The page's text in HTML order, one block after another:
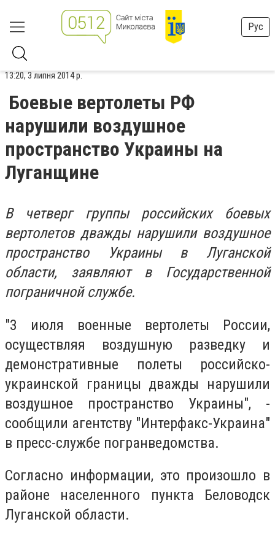
Рус
13:20, 3 липня 2014 р.
Боевые вертолеты РФ
нарушили воздушное
пространство Украины на
Луганщине
В четверг группы российских боевых
вертолетов дважды нарушили воздушное
пространство Украины в Луганской
области, заявляют в Государственной
пограничной службе.
"3 июля военные вертолеты России,
осуществляя воздушную разведку и
демонстративные полеты российско-
украинской границы дважды нарушили
воздушное пространство Украины", -
сообщили агентству "Интерфакс-Украина"
в пресс-службе погранведомства.
Согласно информации, это произошло в
районе населенного пункта Беловодск
Луганской области.